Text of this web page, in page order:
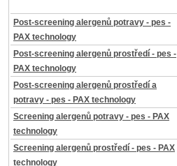
Post-screening alergenů potravy - pes -
PAX technology
Post-screening alergenů prostředí - pes -
PAX technology
Post-screening alergenů prostředí a
potravy - pes - PAX technology
Screening alergenů potravy - pes - PAX
technology
Screening alergenů prostředí - pes - PAX
technology